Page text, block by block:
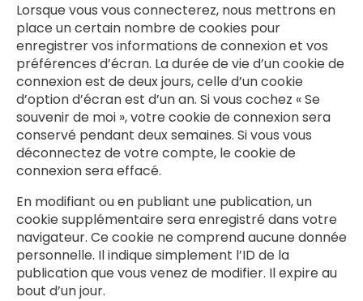
Lorsque vous vous connecterez, nous mettrons en
place un certain nombre de cookies pour
enregistrer vos informations de connexion et vos
préférences d’écran. La durée de vie d’un cookie de
connexion est de deux jours, celle d’un cookie
d’option d’écran est d’un an. Si vous cochez « Se
souvenir de moi », votre cookie de connexion sera
conservé pendant deux semaines. Si vous vous
déconnectez de votre compte, le cookie de
connexion sera effacé.
En modifiant ou en publiant une publication, un
cookie supplémentaire sera enregistré dans votre
navigateur. Ce cookie ne comprend aucune donnée
personnelle. Il indique simplement l’ID de la
publication que vous venez de modifier. Il expire au
bout d’un jour.